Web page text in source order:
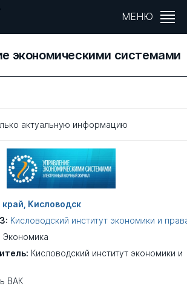
МЕНЮ
экономическими системами
актуальную информацию
Кисловодск
Кисловодский институт экономики и
Экономика
Кисловодский институт экономики и
ВАК